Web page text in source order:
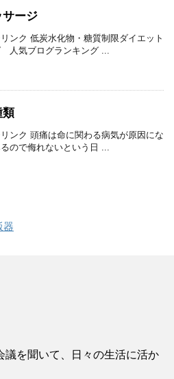
サージ
ンク 低炭水化物・糖質制限ダイエット
人気ブログランキング ...
類
ンク 頭痛は命に関わる病気が原因にな
ので侮れないという日 ...
器
議を聞いて、日々の生活に活か